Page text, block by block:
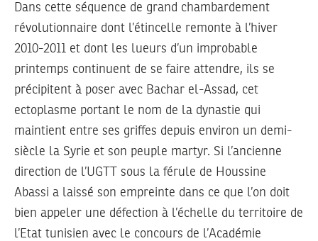
Dans cette séquence de grand chambardement
révolutionnaire dont l’étincelle remonte à l’hiver
2010-2011 et dont les lueurs d’un improbable
printemps continuent de se faire attendre, ils se
précipitent à poser avec Bachar el-Assad, cet
ectoplasme portant le nom de la dynastie qui
maintient entre ses griffes depuis environ un demi-
siècle la Syrie et son peuple martyr. Si l’ancienne
direction de l’UGTT sous la férule de Houssine
Abassi a laissé son empreinte dans ce que l’on doit
bien appeler une défection à l’échelle du territoire de
l’Etat tunisien avec le concours de l’Académie